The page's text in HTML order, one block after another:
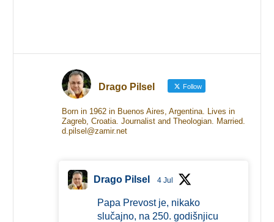
Drago Pilsel Follow
Born in 1962 in Buenos Aires, Argentina. Lives in
Zagreb, Croatia. Journalist and Theologian. Married.
d.pilsel@zamir.net
Drago Pilsel 4 Jul
Papa Prevost je, nikako
slučajno, na 250. godišnjicu